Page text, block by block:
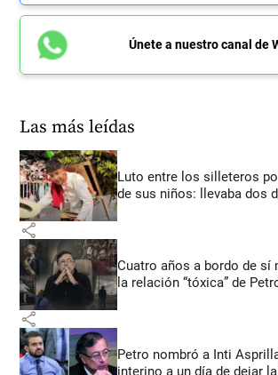
Únete a nuestro canal de
Las más leídas
Luto entre los silleteros
de sus niños: llevaba dos
share
Cuatro años a bordo de sí
la relación “tóxica” de
share
Petro nombró a Inti
interino a un día de dejar